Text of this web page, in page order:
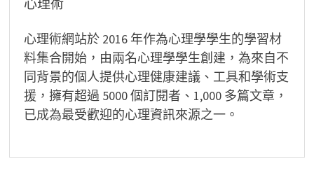
心理術
心理術網站於 2016 年作為心理學學生的學習材
料集合開始，由兩名心理學學生創建，為來自不
同背景的個人提供心理健康建議、工具和學術支
援，擁有超過 5000 個訂閱者、1,000 多篇文章，
已成為最受歡迎的心理資訊來源之一。